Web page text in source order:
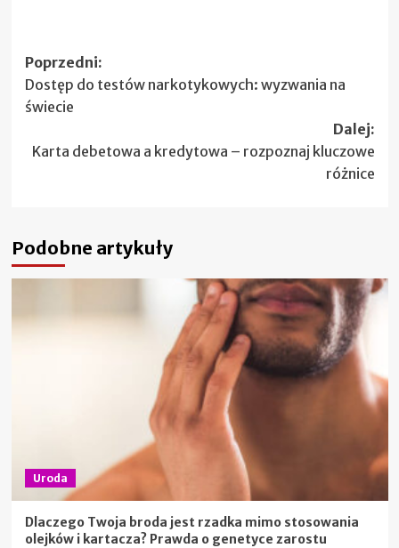
Zobacz
wpisy
Poprzedni:
Dostęp do testów narkotykowych: wyzwania na
świecie
Dalej:
Karta debetowa a kredytowa – rozpoznaj kluczowe
różnice
Podobne artykuły
Uroda
Dlaczego Twoja broda jest rzadka mimo stosowania
olejków i kartacza? Prawda o genetyce zarostu